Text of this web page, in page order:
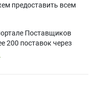
предоставить всем
Поставщиков
200 поставок через